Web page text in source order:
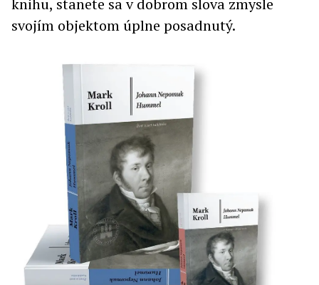
knihu, stanete sa v dobrom slova zmysle
svojím objektom úplne posadnutý.